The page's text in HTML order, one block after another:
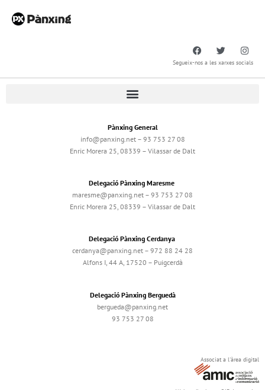
Segueix-nos a les xarxes socials
Pànxing General
info@panxing.net – 93 753 27 08
Enric Morera 25, 08339 – Vilassar de Dalt
Delegació Pànxing Maresme
maresme@panxing.net – 93 753 27 08
Enric Morera 25, 08339 – Vilassar de Dalt
Delegació Pànxing Cerdanya
cerdanya@panxing.net – 972 88 24 28
Alfons I, 44 A, 17520 – Puigcerdà
Delegació Pànxing Berguedà
bergueda@panxing.net
93 753 27 08
Associat a l'àrea digital